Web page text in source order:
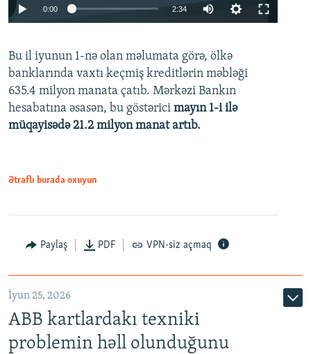
Auto 240p 360p 480p
720p 1080p
0:00 2:34
360p
480p
720p
Bu il iyunun 1-nə olan məlumata görə, ölkə
banklarında vaxtı keçmiş kreditlərin məbləği
635.4 milyon manata çatıb. Mərkəzi Bankın
hesabatına əsasən, bu göstərici mayın 1-i ilə
müqayisədə 21.2 milyon manat artıb.
Ətraflı burada oxuyun
Paylaş PDF VPN-siz açmaq
İyun 25, 2026
ABB kartlardakı texniki
problemin həll olunduğunu